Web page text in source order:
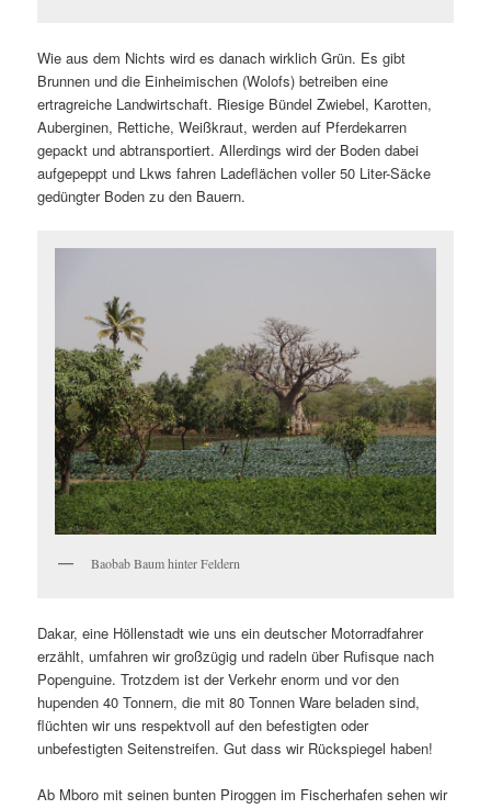
Wie aus dem Nichts wird es danach wirklich Grün. Es gibt
Brunnen und die Einheimischen (Wolofs) betreiben eine
ertragreiche Landwirtschaft. Riesige Bündel Zwiebel, Karotten,
Auberginen, Rettiche, Weißkraut, werden auf Pferdekarren
gepackt und abtransportiert. Allerdings wird der Boden dabei
aufgepeppt und Lkws fahren Ladeflächen voller 50 Liter-Säcke
gedüngter Boden zu den Bauern.
Baobab Baum hinter Feldern
Dakar, eine Höllenstadt wie uns ein deutscher Motorradfahrer
erzählt, umfahren wir großzügig und radeln über Rufisque nach
Popenguine. Trotzdem ist der Verkehr enorm und vor den
hupenden 40 Tonnern, die mit 80 Tonnen Ware beladen sind,
flüchten wir uns respektvoll auf den befestigten oder
unbefestigten Seitenstreifen. Gut dass wir Rückspiegel haben!
Ab Mboro mit seinen bunten Piroggen im Fischerhafen sehen wir